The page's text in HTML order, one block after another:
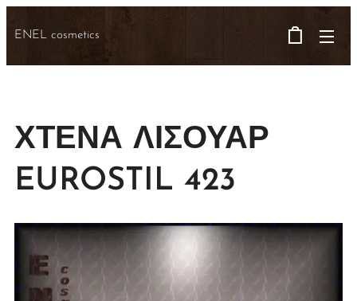
ENEL cosmetics
ΧΤΕΝΑ ΛΙΣΟΥΑΡ
EUROSTIL 423